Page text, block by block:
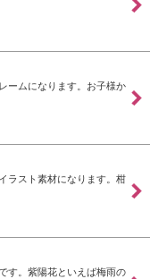
ームになります。お子様か
ラスト素材になります。柑
す。紫陽花といえば梅雨の